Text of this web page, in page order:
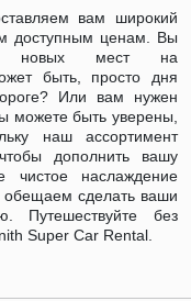
вам широкий
доступным ценам. Вы
новых мест на
быть, просто дня
Или вам нужен
можете быть уверены,
наш ассортимент
дополнить вашу
чистое наслаждение
сделать ваши
Путешествуйте без
Super Car Rental.